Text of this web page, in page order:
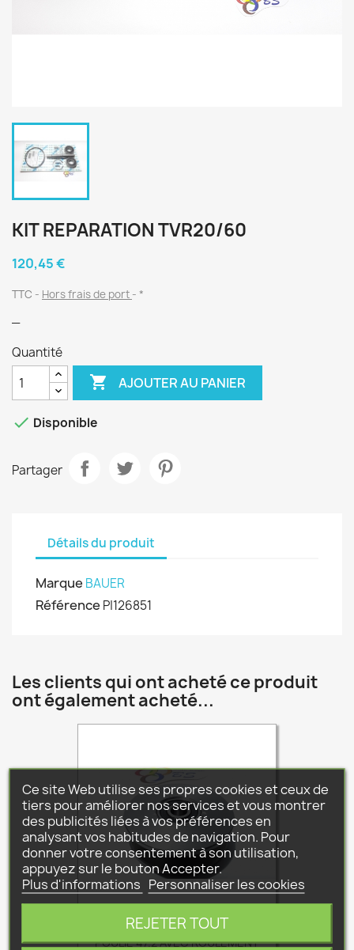
KIT REPARATION TVR20/60
120,45 €
TTC Hors frais de port *
Quantité
 AJOUTER AU PANIER
 Disponible
Partager
Détails du produit
Marque BAUER
Référence P|126851
Les clients qui ont acheté ce produit
ont également acheté...
POULIE 47.2 AVEC ROULEMENT
Ce site Web utilise ses propres cookies et ceux de
tiers pour améliorer nos services et vous montrer
des publicités liées à vos préférences en
analysant vos habitudes de navigation. Pour
donner votre consentement à son utilisation,
appuyez sur le bouton Accepter.
Plus d'informations Personnaliser les cookies
REJETER TOUT